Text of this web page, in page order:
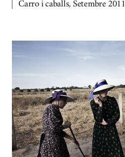
Carro i caballs, Setembre 2011